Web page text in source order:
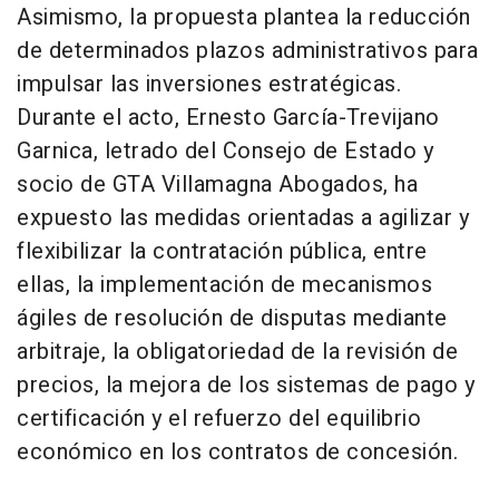
Asimismo, la propuesta plantea la reducción
de determinados plazos administrativos para
impulsar las inversiones estratégicas.
Durante el acto, Ernesto García-Trevijano
Garnica, letrado del Consejo de Estado y
socio de GTA Villamagna Abogados, ha
expuesto las medidas orientadas a agilizar y
flexibilizar la contratación pública, entre
ellas, la implementación de mecanismos
ágiles de resolución de disputas mediante
arbitraje, la obligatoriedad de la revisión de
precios, la mejora de los sistemas de pago y
certificación y el refuerzo del equilibrio
económico en los contratos de concesión.